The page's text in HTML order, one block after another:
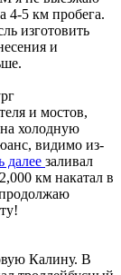
4-5 км пробега.
изготовить
и
и мостов,
холодную
видимо из-
далее заливал
км накатал в
Калину. В